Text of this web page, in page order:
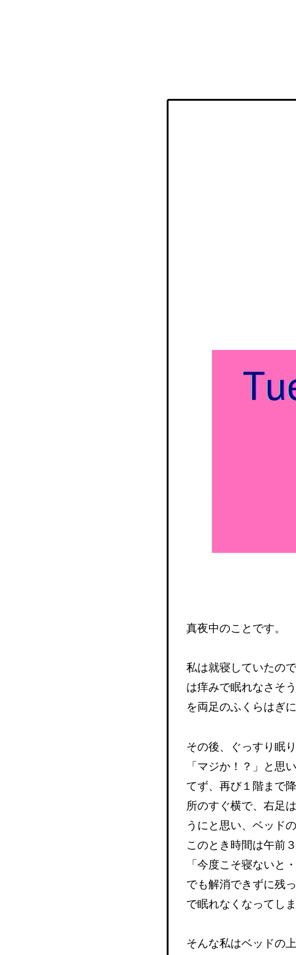
真夜中のことです。
私は就寝していたの
は痒みで眠れなさそ
を両足のふくらはぎ
その後、ぐっすり眠
「マジか！？」と思
てず、再び１階まで
所のすぐ横で、右足
うにと思い、ベッド
このとき時間は午前
「今度こそ寝ないと
でも解消できずに残
で眠れなくなってし
そんな私はベッドの